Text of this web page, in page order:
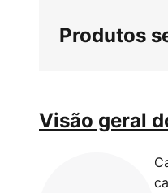
Produtos
Visão geral